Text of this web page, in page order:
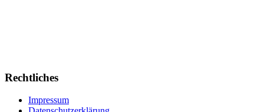
Rechtliches
Impressum